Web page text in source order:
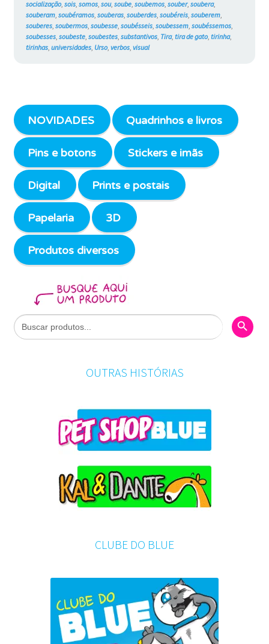
socialização, sois, somos, sou, soube, soubemos, souber, soubera,
souberam, soubéramos, souberas, souberdes, soubéreis, souberem,
souberes, soubermos, soubesse, soubésseis, soubessem, soubéssemos,
soubesses, soubeste, soubestes, substantivos, Tira, tira de gato, tirinha,
tirinhas, universidades, Urso, verbos, visual
NOVIDADES Quadrinhos e livros
Pins e botons Stickers e imãs
Digital Prints e postais
Papelaria 3D
Produtos diversos
Search
for:
Search
OUTRAS HISTÓRIAS
CLUBE DO BLUE